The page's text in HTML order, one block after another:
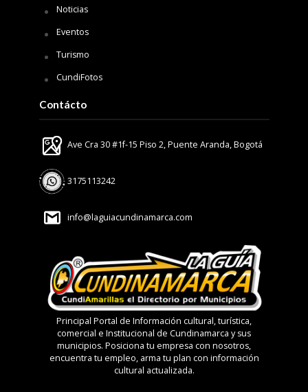
Noticias
Eventos
Turismo
CundiFotos
Contácto
Ave Cra 30 #1f-15 Piso 2, Puente Aranda, Bogotá
3175113242
info@laguiacundinamarca.com
Principal Portal de Información cultural, turística,
comercial e Institucional de Cundinamarca y sus
municipios. Posiciona tu empresa con nosotros,
encuentra tu empleo, arma tu plan con información
cultural actualizada.